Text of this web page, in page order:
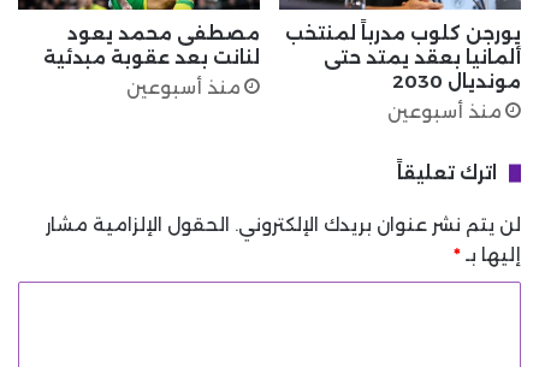
يورجن كلوب مدرباً لمنتخب
ألمانيا بعقد يمتد حتى
مونديال 2030
منذ أسبوعين
مصطفى محمد يعود
لنانت بعد عقوبة مبدئية
منذ أسبوعين
اترك تعليقاً
لن يتم نشر عنوان بريدك الإلكتروني. الحقول الإلزامية مشار
إليها بـ *